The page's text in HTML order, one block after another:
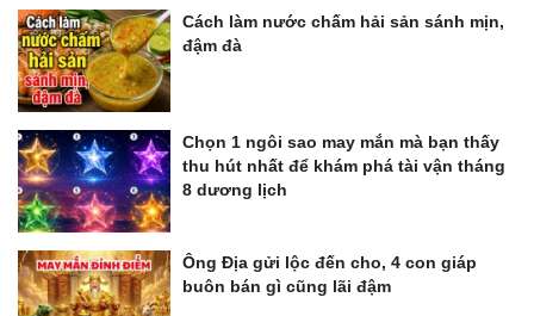
Cách làm nước chấm hải sản sánh mịn,
đậm đà
Chọn 1 ngôi sao may mắn mà bạn thấy
thu hút nhất để khám phá tài vận tháng
8 dương lịch
Ông Địa gửi lộc đến cho, 4 con giáp
buôn bán gì cũng lãi đậm